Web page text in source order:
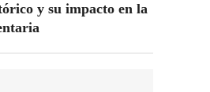
y su impacto en la